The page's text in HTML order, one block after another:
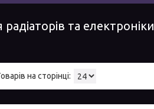
та електроніки